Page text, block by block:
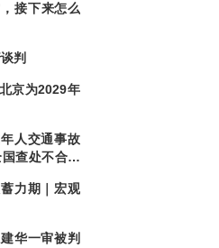
接下来怎么
判
京为2029年
人交通事故
查处不合格
力期｜宏观
华一审被判